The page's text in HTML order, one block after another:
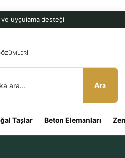
uygulama desteği
Ara
Taşlar Beton Elemanları